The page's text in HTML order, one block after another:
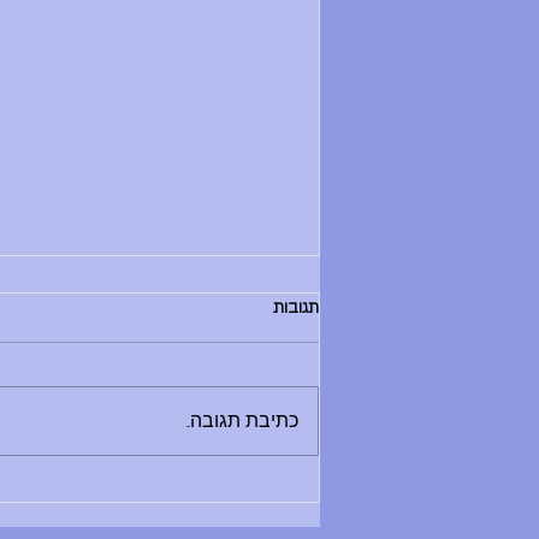
הודעות יום שלישי, 30.6.26
בוקר טוב, - החזרת ספרים לספריה היום
תגובות
כתיבת תגובה...